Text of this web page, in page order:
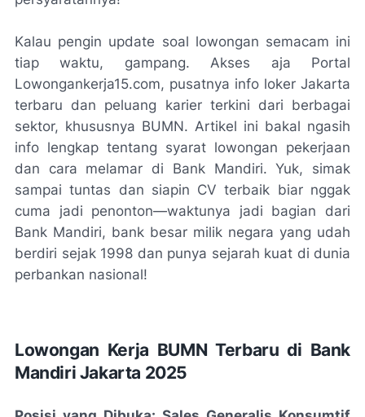
Kalau pengin update soal lowongan semacam ini
tiap waktu, gampang. Akses aja Portal
Lowongankerja15.com, pusatnya info loker Jakarta
terbaru dan peluang karier terkini dari berbagai
sektor, khususnya BUMN. Artikel ini bakal ngasih
info lengkap tentang syarat lowongan pekerjaan
dan cara melamar di Bank Mandiri. Yuk, simak
sampai tuntas dan siapin CV terbaik biar nggak
cuma jadi penonton—waktunya jadi bagian dari
Bank Mandiri, bank besar milik negara yang udah
berdiri sejak 1998 dan punya sejarah kuat di dunia
perbankan nasional!
Lowongan Kerja BUMN Terbaru di Bank
Mandiri Jakarta 2025